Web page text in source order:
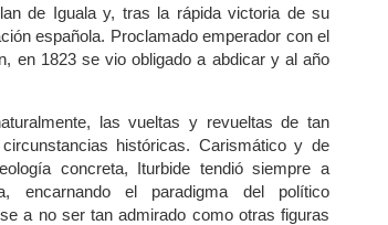
de Iguala y, tras la rápida victoria de su
española. Proclamado emperador con el
en 1823 se vio obligado a abdicar y al año
las vueltas y revueltas de tan
históricas. Carismático y de
concreta, Iturbide tendió siempre a
encarnando el paradigma del político
a no ser tan admirado como otras figuras